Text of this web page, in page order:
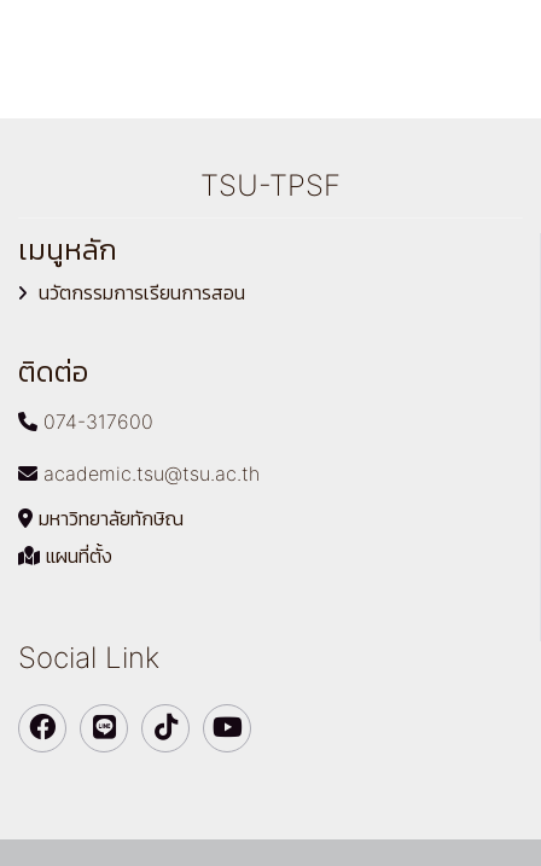
TSU-TPSF
เมนูหลัก
นวัตกรรมการเรียนการสอน
ติดต่อ
074-317600
academic.tsu@tsu.ac.th
มหาวิทยาลัยทักษิณ
แผนที่ตั้ง
Social Link